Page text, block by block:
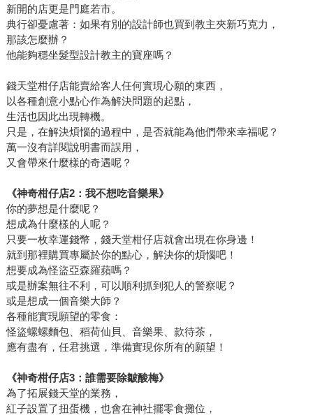
新開的店更是門庭若市。
典行卻憂慮著：如果有別的設計師也買到教主夾新巧克力，
那該怎麼辦？
他能夠穩坐髮型設計教主的寶座嗎？
錢天堂柑仔店能賣給客人任何實現心願的東西，
以各種創意小點心作為解決問題的起點，
生活也因此出現轉機。
只是，在解決煩惱的過程中，是否就能為他們帶來幸福呢？
萬一沒有詳閱說明書而誤用，
又會帶來什麼樣的奇遇呢？
《神奇柑仔店2：我不想吃音樂果》
你的夢想是什麼呢？
想成為什麼樣的人呢？
只要一枚幸運錢幣，錢天堂柑仔店就會出現在你身邊！
就到那裡購買專屬於你的點心，解決你的煩惱吧！
想要成為怪盜亞森羅蘋嗎？
或是辦案無往不利，可以順利抓到犯人的警察呢？
或是想成一個音樂大師？
各種能實現願望的零食：
怪盜螺螺麵包、稻荷仙貝、音樂果、款待茶，
應有盡有，任君挑選，準備實現你所有的願望！
《神奇柑仔店3：誰需要除皺酸梅》
為了拓展錢天堂的業務，
紅子設置了扭蛋機，也會在神社擺零食攤位，